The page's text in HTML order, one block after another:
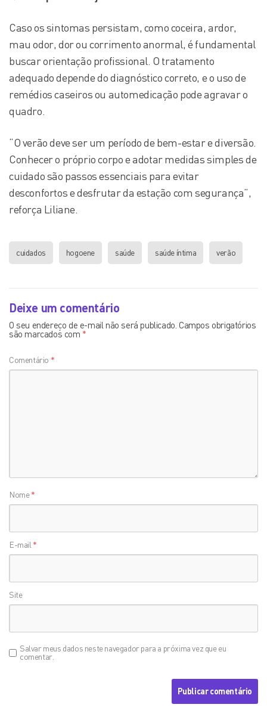
Caso os sintomas persistam, como coceira, ardor,
mau odor, dor ou corrimento anormal, é fundamental
buscar orientação profissional. O tratamento
adequado depende do diagnóstico correto, e o uso de
remédios caseiros ou automedicação pode agravar o
quadro.
“O verão deve ser um período de bem-estar e diversão.
Conhecer o próprio corpo e adotar medidas simples de
cuidado são passos essenciais para evitar
desconfortos e desfrutar da estação com segurança”,
reforça Liliane.
cuidados hogoene saúde saúde íntima verão
Deixe um comentário
O seu endereço de e-mail não será publicado. Campos obrigatórios
são marcados com *
Comentário *
Nome*
E-mail *
Site
Salvar meus dados neste navegador para a próxima vez que eu
comentar.